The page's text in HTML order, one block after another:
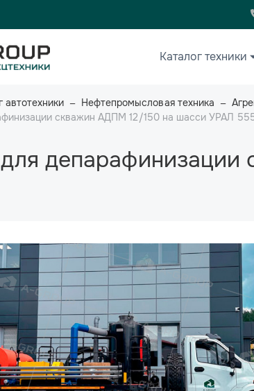
Каталог техники
автотехники Нефтепромысловая техника
скважин АДПМ 12/150 на шасси УРАЛ
для